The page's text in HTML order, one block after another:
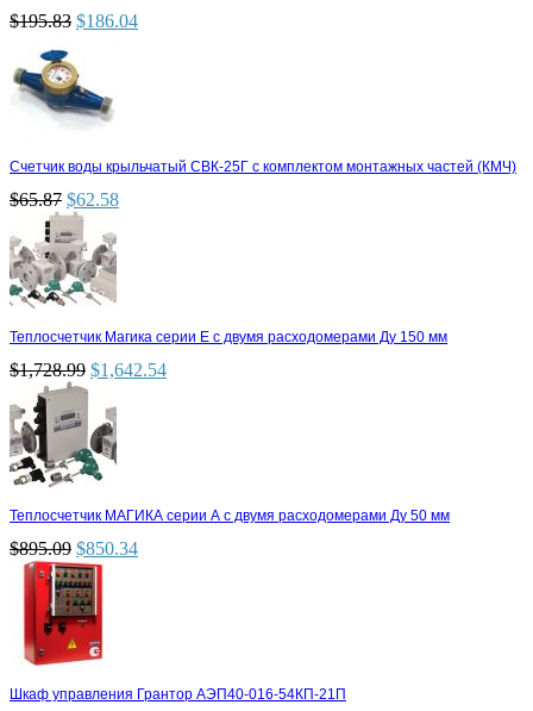
$195.83 $186.04
Счетчик воды крыльчатый СВК-25Г с комплектом монтажных частей (КМЧ)
$65.87 $62.58
Теплосчетчик Магика серии Е с двумя расходомерами Ду 150 мм
$1,728.99 $1,642.54
Теплосчетчик МАГИКА серии А с двумя расходомерами Ду 50 мм
$895.09 $850.34
Шкаф управления Грантор АЭП40-016-54КП-21П